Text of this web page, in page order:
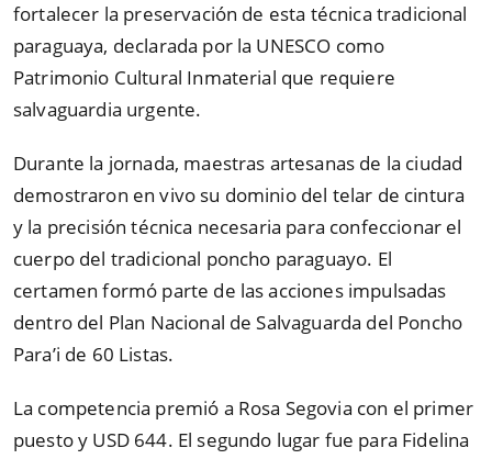
fortalecer la preservación de esta técnica tradicional
paraguaya, declarada por la UNESCO como
Patrimonio Cultural Inmaterial que requiere
salvaguardia urgente.
Durante la jornada, maestras artesanas de la ciudad
demostraron en vivo su dominio del telar de cintura
y la precisión técnica necesaria para confeccionar el
cuerpo del tradicional poncho paraguayo. El
certamen formó parte de las acciones impulsadas
dentro del Plan Nacional de Salvaguarda del Poncho
Para’i de 60 Listas.
La competencia premió a Rosa Segovia con el primer
puesto y USD 644. El segundo lugar fue para Fidelina